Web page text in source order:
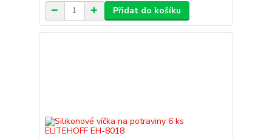
Přidat do košíku